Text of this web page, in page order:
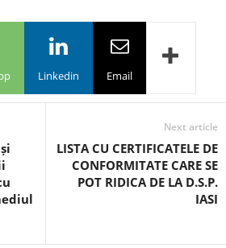
Linkedin Email
Next article
LISTA CU CERTIFICATELE DE
CONFORMITATE CARE SE
POT RIDICA DE LA D.S.P.
IASI